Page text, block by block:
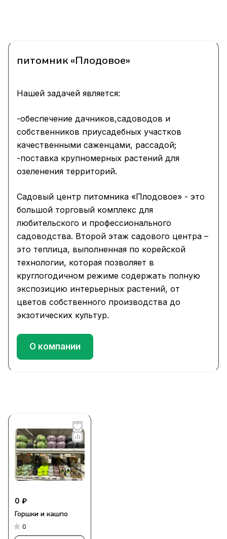
питомник «Плодовое»
Нашей задачей является:
-обеспечение дачников,садоводов и
собственников приусадебных участков
качественными саженцами, рассадой;
-поставка крупномерных растений для
озеленения территорий.
Садовый центр питомника «Плодовое» - это
большой торговый комплекс для
любительского и профессионального
садоводства. Второй этаж садового центра –
это теплица, выполненная по корейской
технологии, которая позволяет в
круглогодичном режиме содержать полную
экспозицию интерьерных растений, от
цветов собственного производства до
экзотических культур.
О компании
0 ₽
Горшки и кашпо
0